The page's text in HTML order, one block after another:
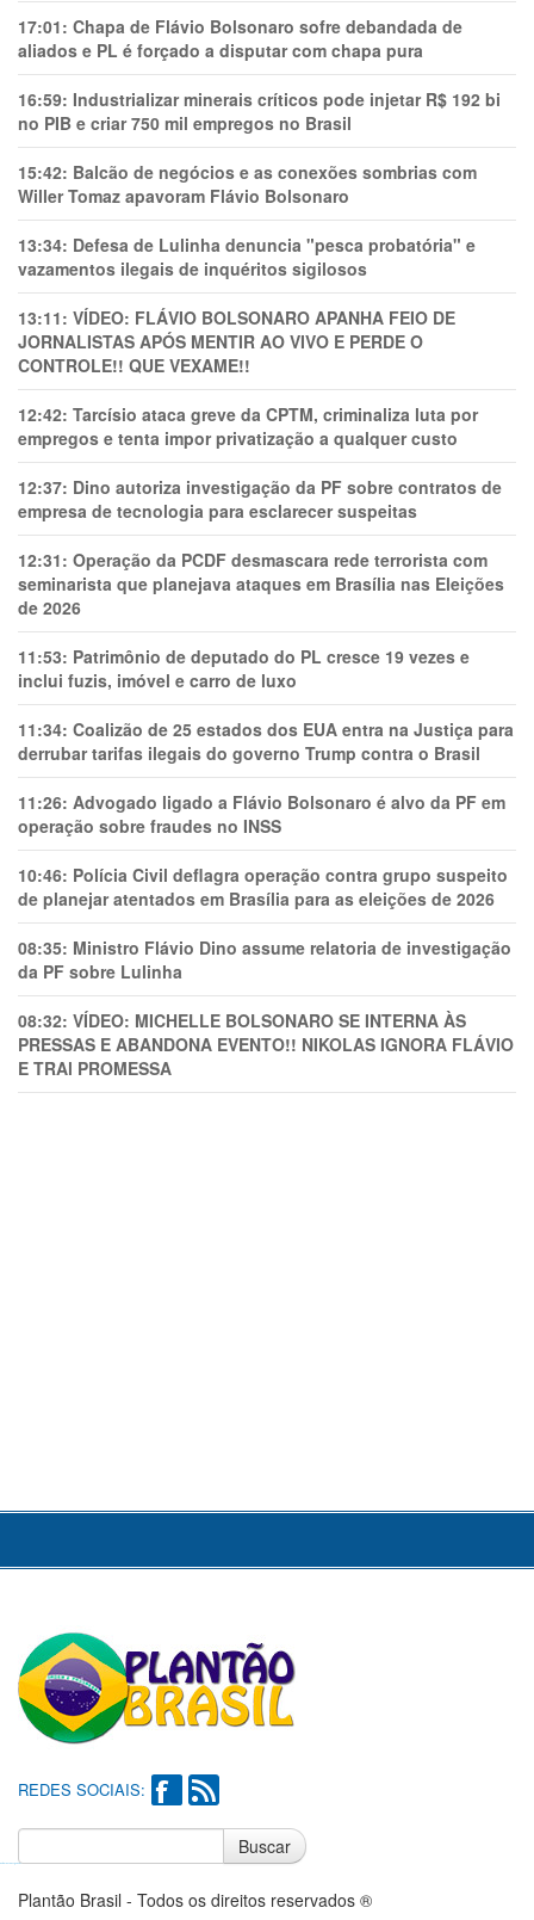
17:01: Chapa de Flávio Bolsonaro sofre debandada de
aliados e PL é forçado a disputar com chapa pura
16:59: Industrializar minerais críticos pode injetar R$ 192 bi
no PIB e criar 750 mil empregos no Brasil
15:42: Balcão de negócios e as conexões sombrias com
Willer Tomaz apavoram Flávio Bolsonaro
13:34: Defesa de Lulinha denuncia "pesca probatória" e
vazamentos ilegais de inquéritos sigilosos
13:11: VÍDEO: FLÁVIO BOLSONARO APANHA FEIO DE
JORNALISTAS APÓS MENTIR AO VIVO E PERDE O
CONTROLE!! QUE VEXAME!!
12:42: Tarcísio ataca greve da CPTM, criminaliza luta por
empregos e tenta impor privatização a qualquer custo
12:37: Dino autoriza investigação da PF sobre contratos de
empresa de tecnologia para esclarecer suspeitas
12:31: Operação da PCDF desmascara rede terrorista com
seminarista que planejava ataques em Brasília nas Eleições
de 2026
11:53: Patrimônio de deputado do PL cresce 19 vezes e
inclui fuzis, imóvel e carro de luxo
11:34: Coalizão de 25 estados dos EUA entra na Justiça para
derrubar tarifas ilegais do governo Trump contra o Brasil
11:26: Advogado ligado a Flávio Bolsonaro é alvo da PF em
operação sobre fraudes no INSS
10:46: Polícia Civil deflagra operação contra grupo suspeito
de planejar atentados em Brasília para as eleições de 2026
08:35: Ministro Flávio Dino assume relatoria de investigação
da PF sobre Lulinha
08:32: VÍDEO: MICHELLE BOLSONARO SE INTERNA ÀS
PRESSAS E ABANDONA EVENTO!! NIKOLAS IGNORA FLÁVIO
E TRAl PROMESSA
REDES SOCIAIS:
Buscar
Plantão Brasil - Todos os direitos reservados ®